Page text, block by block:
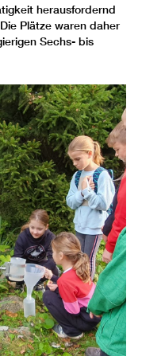
herausfordernd
Plätze waren daher
Sechs- bis